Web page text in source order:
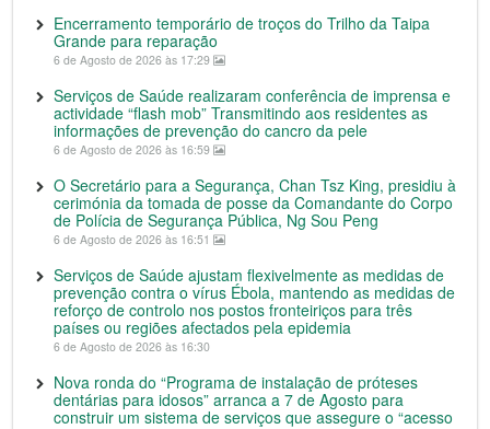
Encerramento temporário de troços do Trilho da Taipa
Grande para reparação
6 de Agosto de 2026 às 17:29
Serviços de Saúde realizaram conferência de imprensa e
actividade “flash mob” Transmitindo aos residentes as
informações de prevenção do cancro da pele
6 de Agosto de 2026 às 16:59
O Secretário para a Segurança, Chan Tsz King, presidiu à
cerimónia da tomada de posse da Comandante do Corpo
de Polícia de Segurança Pública, Ng Sou Peng
6 de Agosto de 2026 às 16:51
Serviços de Saúde ajustam flexivelmente as medidas de
prevenção contra o vírus Ébola, mantendo as medidas de
reforço de controlo nos postos fronteiriços para três
países ou regiões afectados pela epidemia
6 de Agosto de 2026 às 16:30
Nova ronda do “Programa de instalação de próteses
dentárias para idosos” arranca a 7 de Agosto para
construir um sistema de serviços que assegure o “acesso